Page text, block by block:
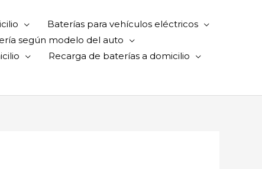
Baterías para vehículos eléctricos
según modelo del auto
Recarga de baterías a domicilio